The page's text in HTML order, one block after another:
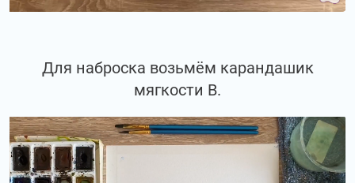
Для наброска возьмём карандашик
мягкости В.